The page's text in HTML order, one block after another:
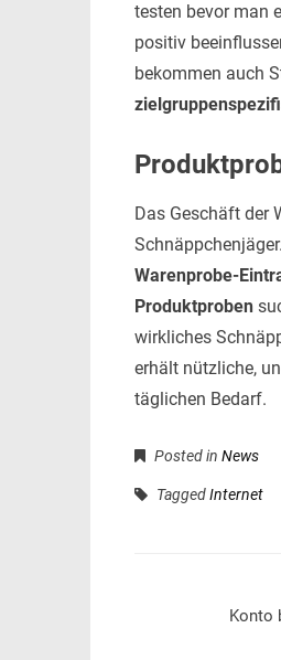
testen bevor man
positiv
bekommen auch
Das Geschäft der
Warenprobe-
Produktproben
wirkliches
erhält nützliche,
täglichen Bedarf.
Posted in News
TaggedInternet
Konto